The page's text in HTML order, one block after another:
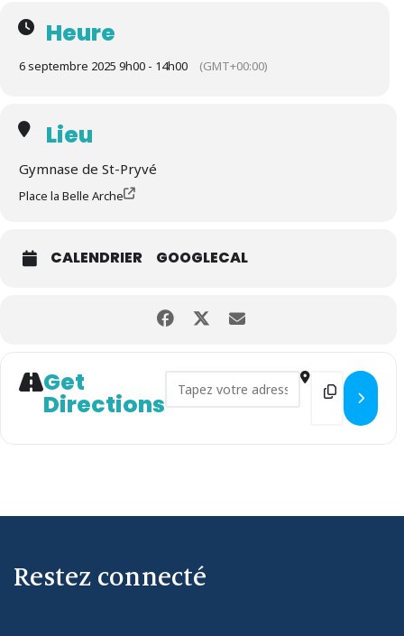
Heure
6 septembre 2025 9h00 - 14h00 (GMT+00:00)
Lieu
Gymnase de St-Pryvé
Place la Belle Arche
CALENDRIER GOOGLECAL
Get
Directions
Address - Forum des
Restez connecté